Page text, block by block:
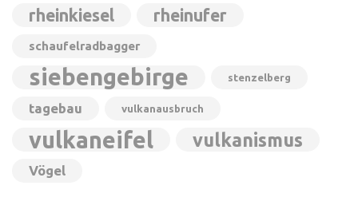
rheinkiesel rheinufer
schaufelradbagger
siebengebirge stenzelberg
tagebau vulkanausbruch
vulkaneifel vulkanismus
Vögel